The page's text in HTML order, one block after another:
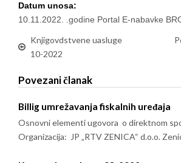
Datum unosa:
10.11.2022. .godine Portal E-nabavke
Knjigovdstvene uasluge
10-2022
Povezani članak
Billig umrežavanja fiskalnih uređaja
Osnovni elementi ugovora o direktnom
Organizacija: JP „RTV ZENICA“ d.o.o.